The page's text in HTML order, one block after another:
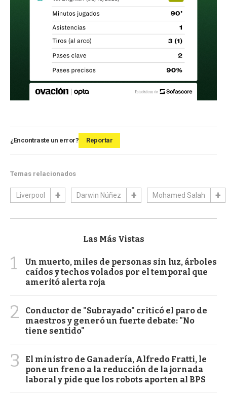
¿Encontraste un error? Reportar
Temas relacionados
Liverpool Darwin Núñez Mohamed Salah
Las Más Vistas
1
Un muerto, miles de personas sin luz, árboles
caídos y techos volados por el temporal que
ameritó alerta roja
2
Conductor de "Subrayado" criticó el paro de
maestros y generó un fuerte debate: "No
tiene sentido"
3
El ministro de Ganadería, Alfredo Fratti, le
pone un freno a la reducción de la jornada
laboral y pide que los robots aporten al BPS